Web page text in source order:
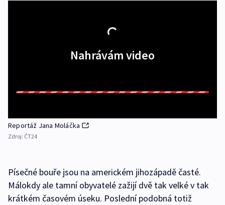
Nahrávám video
Reportáž Jana Moláčka
Zdroj: ČT24
Písečné bouře jsou na americkém jihozápadě časté.
Málokdy ale tamní obyvatelé zažijí dvě tak velké v tak
krátkém časovém úseku. Poslední podobná totiž